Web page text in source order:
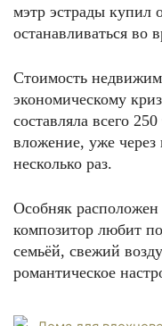
мэтр эстрады купил
останавливаться во
Стоимость
экономическому
составляла всего
вложение, уже через
несколько раз.
Особняк
композитор любит
семьёй, свежий
романтическое